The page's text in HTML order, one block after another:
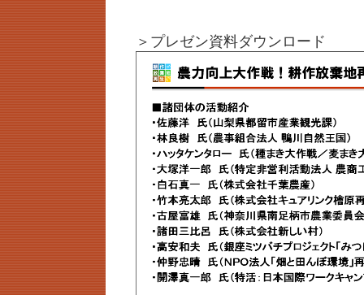
＞プレゼン資料ダウンロード